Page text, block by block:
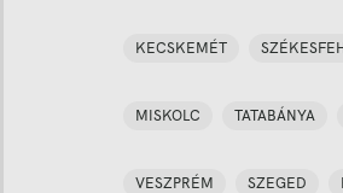
KECSKEMÉT
MISKOLC TATABÁNYA
VESZPRÉM SZEGED